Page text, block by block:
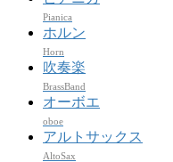
Pianica
ホルン
Horn
吹奏楽
BrassBand
オーボエ
oboe
アルトサックス
AltoSax